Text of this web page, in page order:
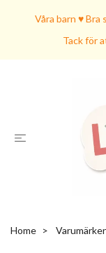
Våra barn ♥ Bra
Tack för
Home